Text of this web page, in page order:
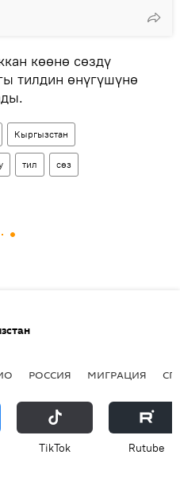
көөнө сөздү
тилдин өнүгүшүнө
Кыргызстан
тил сөз
РОССИЯ МИГРАЦИЯ
ТikТоk Rutube